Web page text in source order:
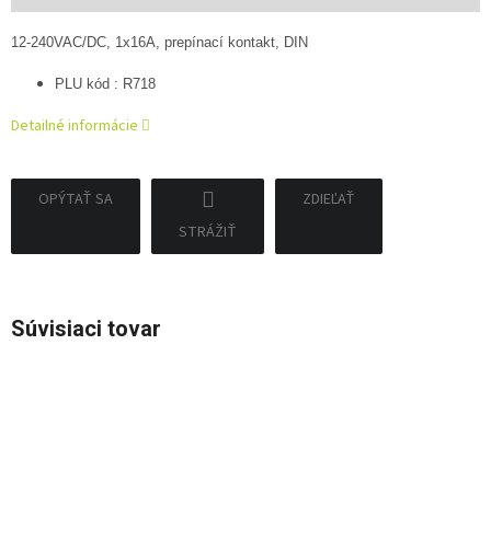
12-240VAC/DC, 1x16A, prepínací kontakt, DIN
PLU kód : R718
Detailné informácie
OPÝTAŤ SA
STRÁŽIŤ
ZDIEĽAŤ
Súvisiaci tovar